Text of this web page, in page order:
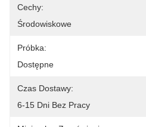
Cechy:
Środowiskowe
Próbka:
Dostępne
Czas Dostawy:
6-15 Dni Bez Pracy